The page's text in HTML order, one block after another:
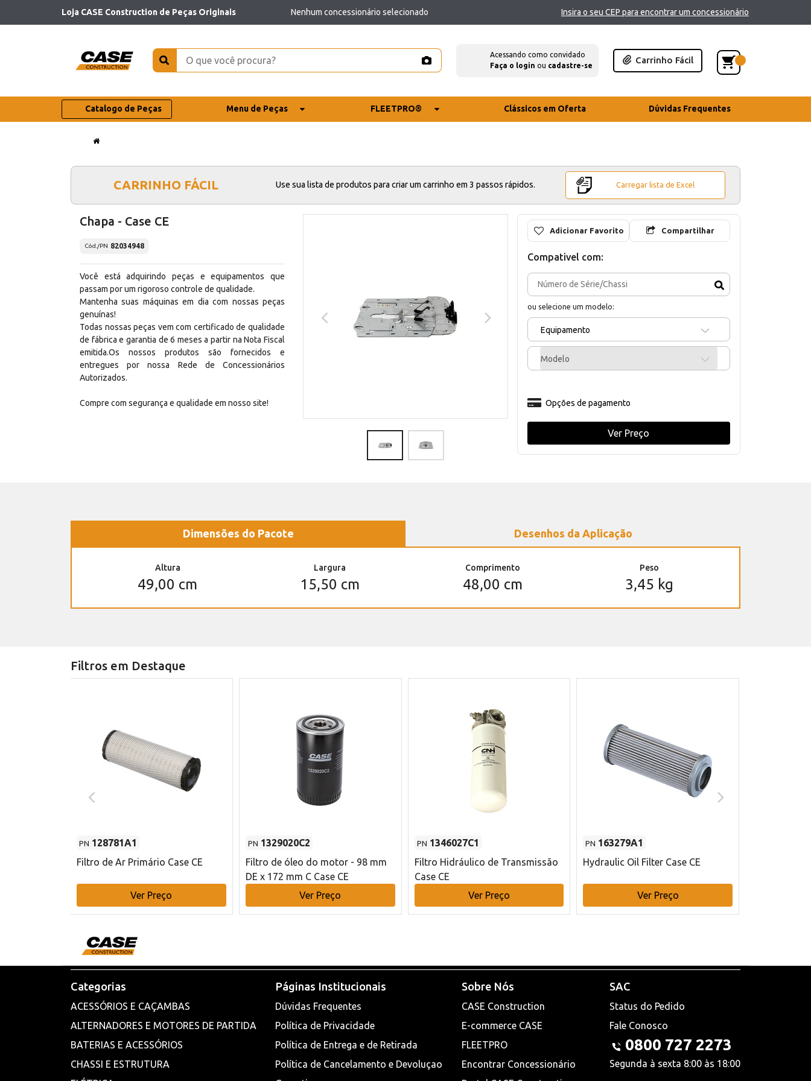
Loja CASE Construction de Peças Originais Nenhum concessionário selecionado Insira o seu CEP para encontrar um concessionário
Acessando como convidado
Faça o login ou cadastre-se
Carrinho Fácil
Catalogo de Peças Menu de Peças FLEETPRO® Clássicos em Oferta Dúvidas Frequentes
CARRINHO FÁCIL Use sua lista de produtos para criar um carrinho em 3 passos rápidos. Carregar lista de Excel
Chapa - Case CE
Cód./PN 82034948
Você está adquirindo peças e equipamentos que
passam por um rigoroso controle de qualidade.
Mantenha suas máquinas em dia com nossas peças
genuínas!
Todas nossas peças vem com certificado de qualidade
de fábrica e garantia de 6 meses a partir na Nota Fiscal
emitida.Os nossos produtos são fornecidos e
entregues por nossa Rede de Concessionários
Autorizados.
Compre com segurança e qualidade em nosso site!
Adicionar Favorito Compartilhar
Compativel com:
ou selecione um modelo:
Equipamento
Modelo
Opções de pagamento
Ver Preço
Dimensões do Pacote Desenhos da Aplicação
Altura
49,00 cm
Largura
15,50 cm
Comprimento
48,00 cm
Peso
3,45 kg
Filtros em Destaque
PN 128781A1
Filtro de Ar Primário Case CE
Ver Preço
PN 1329020C2
Filtro de óleo do motor - 98 mm
DE x 172 mm C Case CE
Ver Preço
PN 1346027C1
Filtro Hidráulico de Transmissão
Case CE
Ver Preço
PN 163279A1
Hydraulic Oil Filter Case CE
Ver Preço
Categorias
ACESSÓRIOS E CAÇAMBAS
ALTERNADORES E MOTORES DE PARTIDA
BATERIAS E ACESSÓRIOS
CHASSI E ESTRUTURA
Páginas Institucionais
Dúvidas Frequentes
Política de Privacidade
Política de Entrega e de Retirada
Política de Cancelamento e Devoluçao
Sobre Nós
CASE Construction
E-commerce CASE
FLEETPRO
Encontrar Concessionário
SAC
Status do Pedido
Fale Conosco
0800 727 2273
Segunda à sexta 8:00 às 18:00